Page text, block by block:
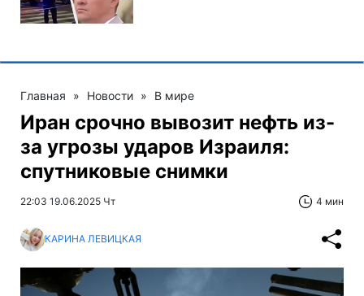
Главная » Новости » В мире
Иран срочно вывозит нефть из-
за угрозы ударов Израиля:
спутниковые снимки
22:03 19.06.2025 Чт 4 мин
КАРИНА ЛЕВИЦКАЯ